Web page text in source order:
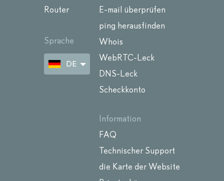
Router
Sprache
DE
E-mail überprüfen
ping herausfinden
Whois
WebRTC-Leck
DNS-Leck
Scheckkonto
Information
FAQ
Technischer Support
die Karte der Website